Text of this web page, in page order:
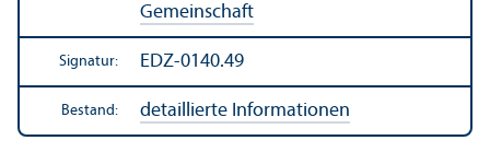
Gemeinschaft
Signatur: EDZ-0140.49
Bestand: detaillierte Informationen